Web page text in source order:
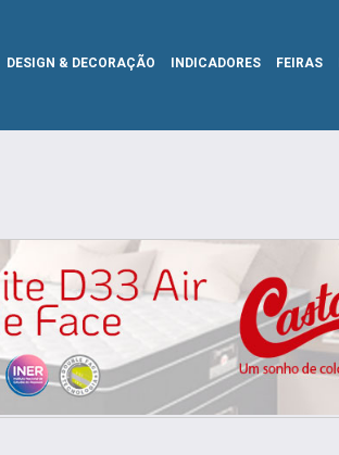
DESIGN & DECORAÇÃO INDICADORES FEIRAS